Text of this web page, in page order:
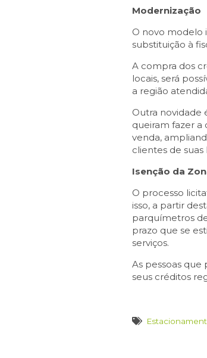
Modernização
O novo modelo
substituição à
A compra dos
locais, será
a região
Outra novidade
queiram fazer a
venda,
clientes de
Isenção da
O processo
isso, a partir
parquímetros
prazo que se
serviços.
As pessoas que
seus créditos